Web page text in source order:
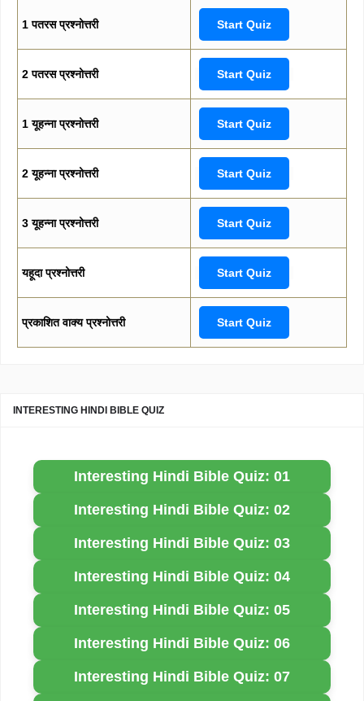
1 पतरस प्रश्नोत्तरी Start Quiz
2 पतरस प्रश्नोत्तरी Start Quiz
1 यूहन्ना प्रश्नोत्तरी Start Quiz
2 यूहन्ना प्रश्नोत्तरी Start Quiz
3 यूहन्ना प्रश्नोत्तरी Start Quiz
यहूदा प्रश्नोत्तरी Start Quiz
प्रकाशित वाक्य प्रश्नोत्तरी Start Quiz
INTERESTING HINDI BIBLE QUIZ
Interesting Hindi Bible Quiz: 01
Interesting Hindi Bible Quiz: 02
Interesting Hindi Bible Quiz: 03
Interesting Hindi Bible Quiz: 04
Interesting Hindi Bible Quiz: 05
Interesting Hindi Bible Quiz: 06
Interesting Hindi Bible Quiz: 07